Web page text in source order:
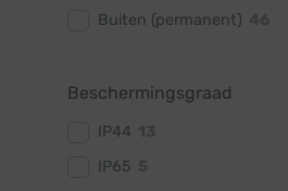
Buiten (permanent)
Beschermingsgraad
IP44
IP65